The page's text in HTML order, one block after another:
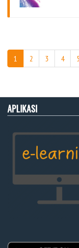
1 2 3 4 5
APLIKASI